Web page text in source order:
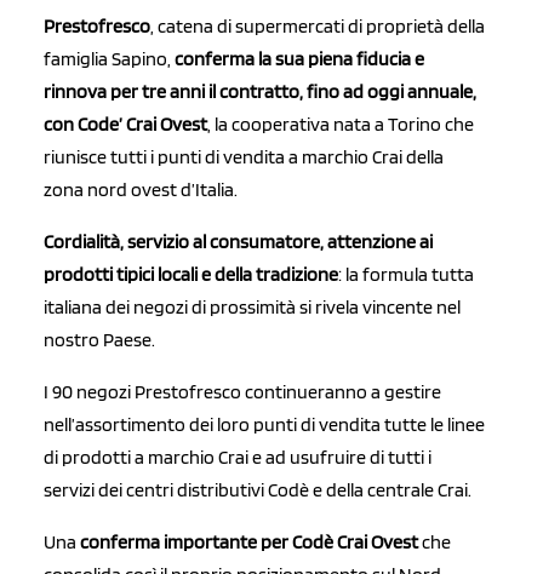
Prestofresco, catena di supermercati di proprietà della
famiglia Sapino, conferma la sua piena fiducia e
rinnova per tre anni il contratto, fino ad oggi annuale,
con Code’ Crai Ovest, la cooperativa nata a Torino che
riunisce tutti i punti di vendita a marchio Crai della
zona nord ovest d’Italia.
Cordialità, servizio al consumatore, attenzione ai
prodotti tipici locali e della tradizione: la formula tutta
italiana dei negozi di prossimità si rivela vincente nel
nostro Paese.
I 90 negozi Prestofresco continueranno a gestire
nell’assortimento dei loro punti di vendita tutte le linee
di prodotti a marchio Crai e ad usufruire di tutti i
servizi dei centri distributivi Codè e della centrale Crai.
Una conferma importante per Codè Crai Ovestche